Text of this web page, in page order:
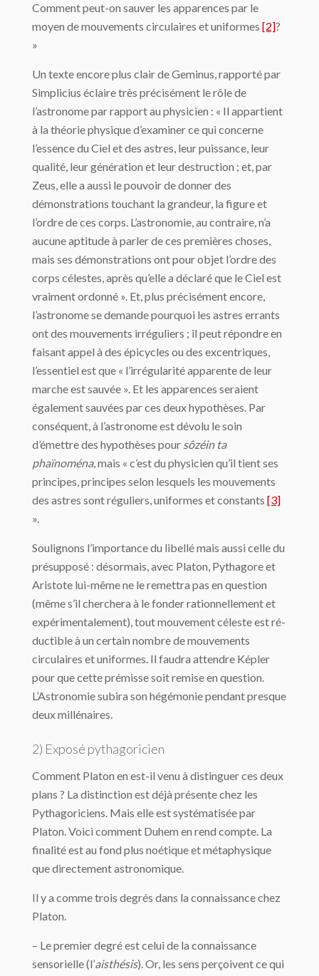
Comment peut-on sauver les apparences par le
moyen de mouvements circulaires et uniformes [2]?
»
Un texte encore plus clair de Geminus, rapporté par
Simplicius éclaire très précisément le rôle de
l’astronome par rapport au physicien : « Il appartient
à la théorie physique d’examiner ce qui concerne
l’essence du Ciel et des astres, leur puissance, leur
qualité, leur génération et leur destruction ; et, par
Zeus, elle a aussi le pouvoir de donner des
démonstrations touchant la grandeur, la figure et
l’ordre de ces corps. L’astronomie, au contraire, n’a
aucune aptitude à parler de ces premières choses,
mais ses démonstra­tions ont pour objet l’ordre des
corps célestes, après qu’elle a déclaré que le Ciel est
vraiment ordonné ». Et, plus précisément encore,
l’astronome se demande pourquoi les astres errants
ont des mouvements irréguliers ; il peut répondre en
faisant appel à des épicycles ou des excentriques,
l’essentiel est que « l’irrégularité apparente de leur
marche est sauvée ». Et les apparences seraient
également sauvées par ces deux hypo­thèses. Par
conséquent, à l’astronome est dévolu le soin
d’émettre des hypothèses pour sôzéin ta
phaïnoména, mais « c’est du physicien qu’il tient ses
principes, principes selon lesquels les mouvements
des astres sont réguliers, uniformes et constants [3]
».
Soulignons l’importance du libellé mais aussi celle du
présupposé : désormais, avec Platon, Pythagore et
Aristote lui-même ne le remettra pas en question
(même s’il cher­chera à le fonder rationnellement et
expérimentalement), tout mouvement céleste est ré­
ductible à un certain nombre de mouvements
circulaires et uniformes. Il faudra attendre Képler
pour que cette prémisse soit remise en question.
L’Astronomie subira son hégé­monie pendant presque
deux millénaires.
2) Exposé pythagoricien
Comment Platon en est-il venu à distinguer ces deux
plans ? La distinction est déjà présente chez les
Pythagoriciens. Mais elle est systématisée par
Platon. Voici comment Duhem en rend compte. La
finalité est au fond plus noétique et métaphysique
que direc­tement astronomique.
Il y a comme trois degrés dans la connaissance chez
Platon.
– Le premier degré est celui de la connaissance
sensorielle (l’aisthésis). Or, les sens perçoivent ce qui